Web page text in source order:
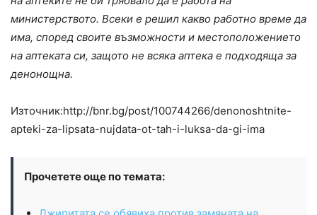
министерството. Всеки е решил какво работно време да
има, според своите възможности и местоположението
на аптеката си, защото не всяка аптека е подходяща за
денонощна.
Източник:http://bnr.bg/post/100744266/denonoshtnite-
apteki-za-lipsata-nujdata-ot-tah-i-luksa-da-gi-ima
Прочетете още по темата: